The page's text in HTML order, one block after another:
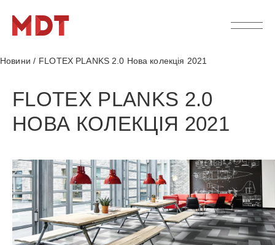
Новини / FLOTEX PLANKS 2.0 Нова колекція 2021
FLOTEX PLANKS 2.0
НОВА КОЛЕКЦІЯ 2021